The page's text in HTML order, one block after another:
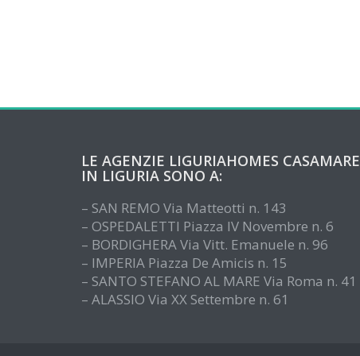
LE AGENZIE LIGURIAHOMES CASAMARE
IN LIGURIA SONO A:
– SAN REMO Via Matteotti n. 143
– OSPEDALETTI Piazza IV Novembre n. 6
– BORDIGHERA Via Vitt. Emanuele n. 96
– IMPERIA Piazza De Amicis n. 15
– SANTO STEFANO AL MARE Via Roma n. 41
– ALASSIO Via XX Settembre n. 61